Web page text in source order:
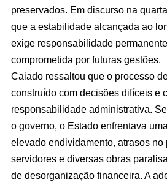
preservados. Em discurso na
que a estabilidade alcançada ao
exige responsabilidade
comprometida por futuras gestões.
Caiado ressaltou que o processo
construído com decisões difíceis e
responsabilidade administrativa.
o governo, o Estado enfrentava
elevado endividamento, atrasos no
servidores e diversas obras
de desorganização financeira. A